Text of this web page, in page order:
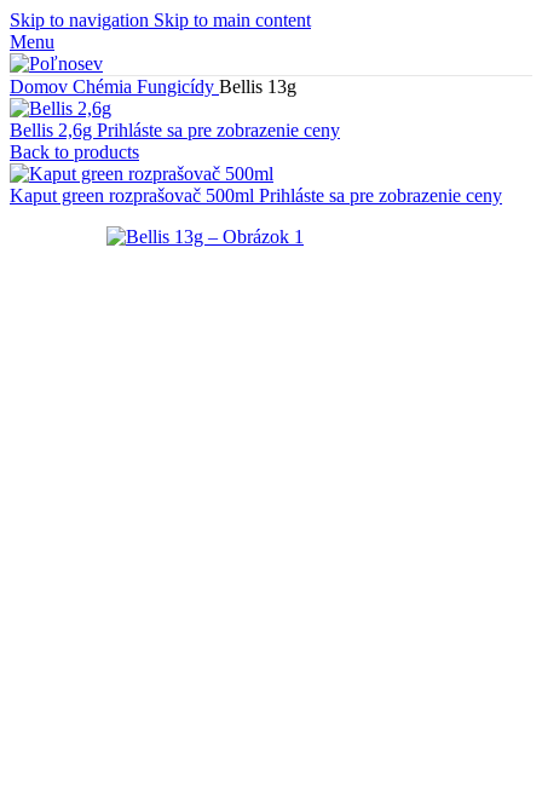
Skip to navigation Skip to main content
Menu
Domov Chémia Fungicídy Bellis 13g
Bellis 2,6g Prihláste sa pre zobrazenie ceny
Back to products
Kaput green rozprašovač 500ml Prihláste sa pre zobrazenie ceny